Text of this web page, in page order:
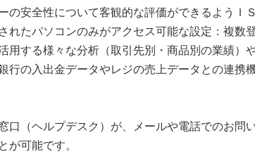
の安全性について客観的な評価ができるよう
れたパソコンのみがアクセス可能な設定：複数
用する様々な分析（取引先別・商品別の業績
行の入出金データやレジの売上データとの連携
（ヘルプデスク）が、メールや電話でのお問
が可能です。